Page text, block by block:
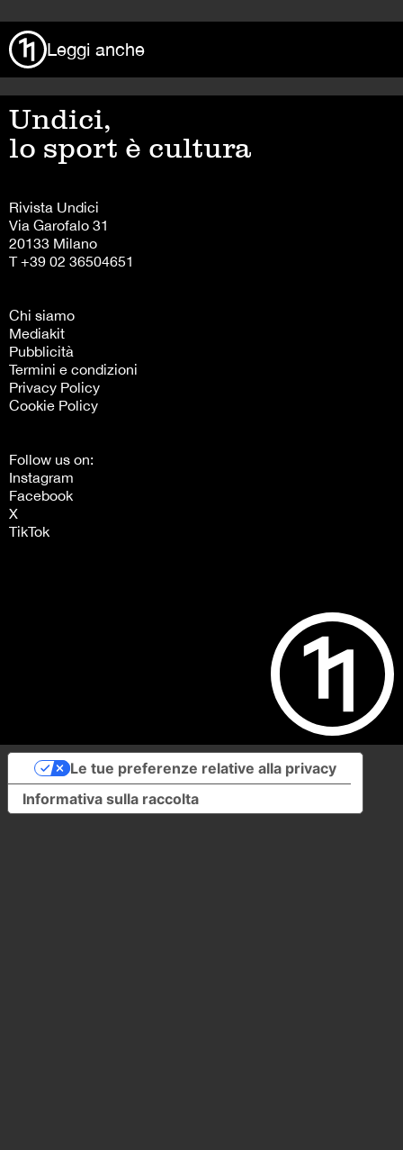
Leggi anche
Undici,
lo sport è cultura
Rivista Undici
Via Garofalo 31
20133 Milano
T +39 02 36504651
Chi siamo
Mediakit
Pubblicità
Termini e condizioni
Privacy Policy
Cookie Policy
Follow us on:
Instagram
Facebook
X
TikTok
Informativa sulla raccolta
Le tue preferenze relative alla privacy